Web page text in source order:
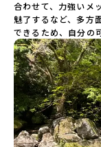
合わせて、力強いメ
魅了するなど、多方
できるため、自分の